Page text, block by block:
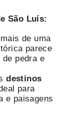
São Luís:
de uma
parece
pedra e
destinos
para
e paisagens